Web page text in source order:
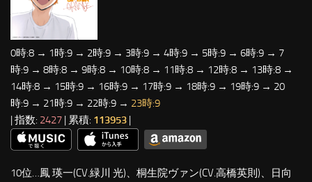
0時:8 → 1時:9 → 2時:9 → 3時:9 → 4時:9 → 5時:9 → 6時:9 → 7
時:9 → 8時:8 → 9時:8 → 10時:8 → 11時:8 → 12時:8 → 13時:8 →
14時:8 → 15時:9 → 16時:9 → 17時:9 → 18時:9 → 19時:9 → 20
時:9 → 21時:9 → 22時:9 → 23時:9
| 指数: 2427 | 累積: 113953 |
10位…鳳 瑛一(CV.緑川 光)、桐生院ヴァン(CV.高橋英則)、日向